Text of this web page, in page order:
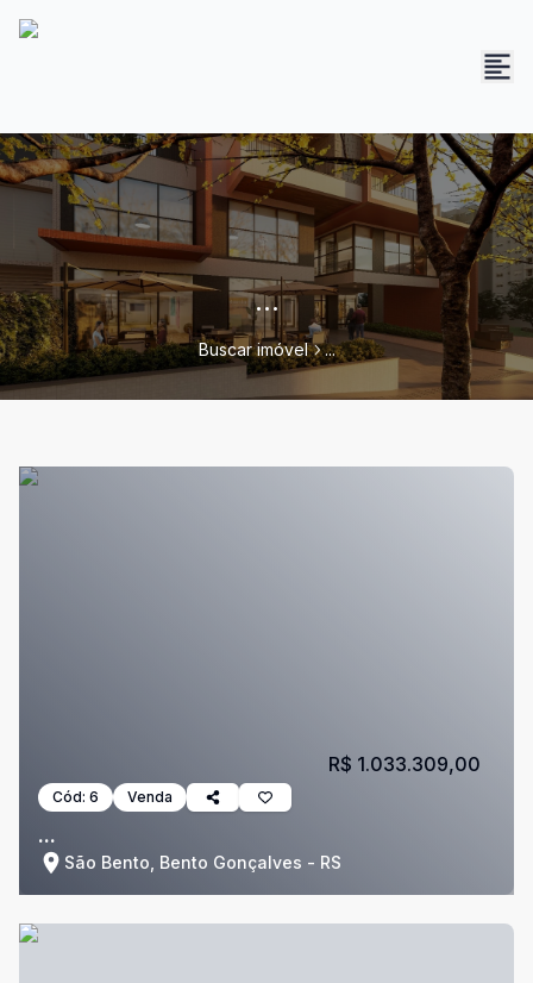
...
Buscar imóvel ...
Cód: 6 Venda
...
São Bento, Bento Gonçalves - RS
R$ 1.033.309,00